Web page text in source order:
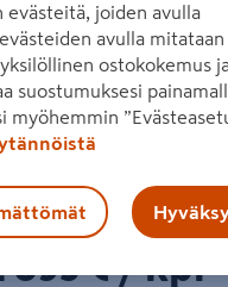
painekyllästetty
elementtirakenne
koko tuotekuvaus
liitetiedostot
Hinta verkkokaupassa
kpl
895 €/ kpl
evästeitä, joiden avulla
avulla mitataan
ostokokemus
suostumuksesi
myöhemmin